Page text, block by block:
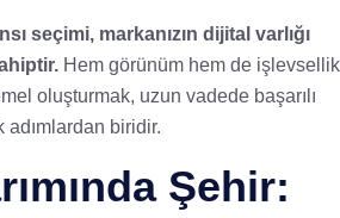
seçimi, markanızın dijital varlığı
Hem görünüm hem de işlevsellik
oluşturmak, uzun vadede başarılı
adımlardan biridir.
Şehir: